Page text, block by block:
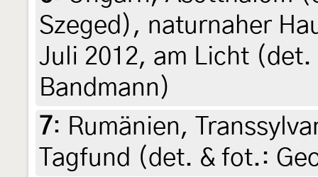
Szeged), naturnaher
Juli 2012, am Licht
Bandmann)
7: Rumänien,
Tagfund (det. & fot.: